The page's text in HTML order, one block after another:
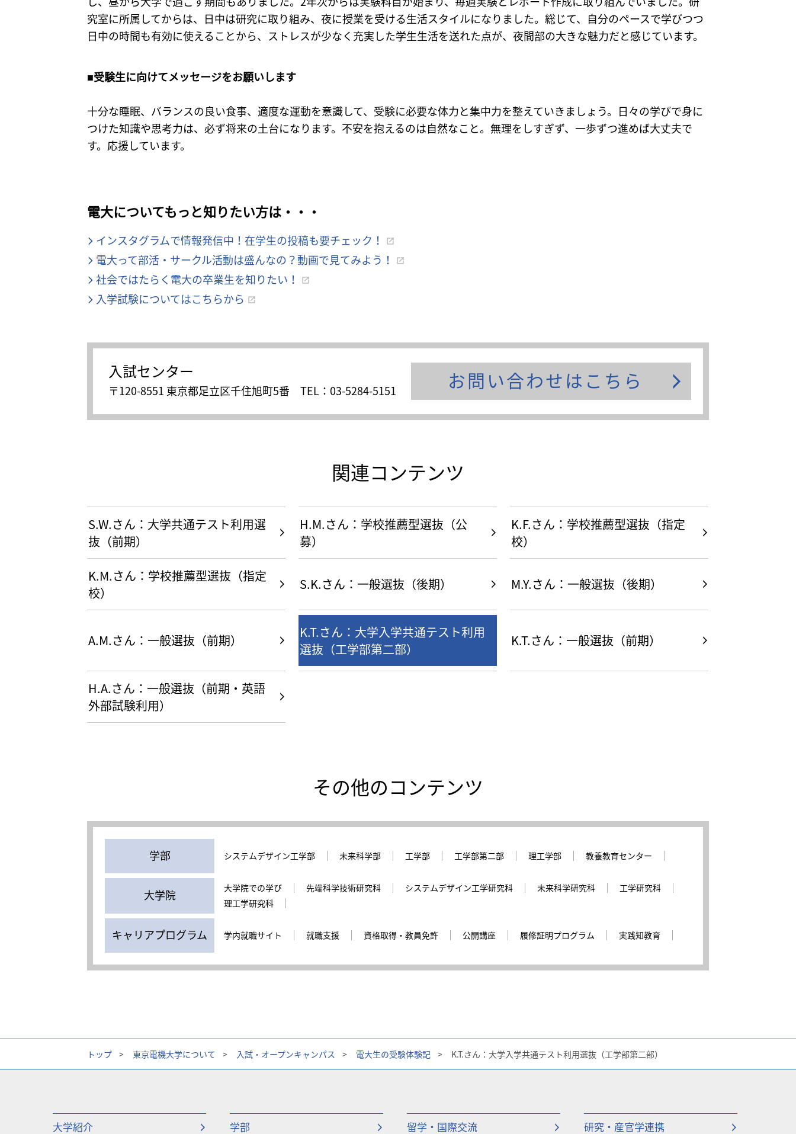
究室に所属してからは、日中は研究に取り組み、夜に授業を受ける生活スタイルになりました。総じて、自分のペースで学びつつ
日中の時間も有効に使えることから、ストレスが少なく充実した学生生活を送れた点が、夜間部の大きな魅力だと感じています。
■受験生に向けてメッセージをお願いします
十分な睡眠、バランスの良い食事、適度な運動を意識して、受験に必要な体力と集中力を整えていきましょう。日々の学びで身に
つけた知識や思考力は、必ず将来の土台になります。不安を抱えるのは自然なこと。無理をしすぎず、一歩ずつ進めば大丈夫で
す。応援しています。
電大についてもっと知りたい方は・・・
インスタグラムで情報発信中！在学生の投稿も要チェック！
電大って部活・サークル活動は盛んなの？動画で見てみよう！
社会ではたらく電大の卒業生を知りたい！
入学試験についてはこちらから
入試センター
〒120-8551 東京都足立区千住旭町5番 TEL：03-5284-5151 お問い合わせはこちら
関連コンテンツ
S.W.さん：大学共通テスト利用選
抜（前期）
H.M.さん：学校推薦型選抜（公
募）
K.F.さん：学校推薦型選抜（指定
校）
K.M.さん：学校推薦型選抜（指定
校）
S.K.さん：一般選抜（後期） M.Y.さん：一般選抜（後期）
A.M.さん：一般選抜（前期）
K.T.さん：大学入学共通テスト利用
選抜（工学部第二部）
K.T.さん：一般選抜（前期）
H.A.さん：一般選抜（前期・英語
外部試験利用）
その他のコンテンツ
学部 システムデザイン工学部 未来科学部 工学部 工学部第二部 理工学部 教養教育センター
大学院 大学院での学び 先端科学技術研究科 システムデザイン工学研究科 未来科学研究科
工学研究科
理工学研究科
キャリアプログラム 学内就職サイト 就職支援 資格取得・教員免許 公開講座 履修証明プログラム 実践知教育
トップ > 東京電機大学について > 入試・オープンキャンパス > 電大生の受験体験記 > K.T.さん：大学入学共通テスト利用選抜（工学部第二部）
大学紹介 学部 留学・国際交流 研究・産官学連携